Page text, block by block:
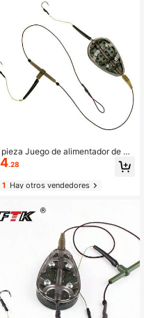
reforzado con 5 alambres de acero
cruzados, bolsa de red de equipo d
e pesca con anillo de alambre de ac
ero anti-enganches
pieza Juego de alimentador de ca
estilo europeo, que incluye líne
de pesca de alta potencia, alimen
tador, jaula de alimentador de plom
o, jaula de cebado
4.28
1Hay otros vendedores